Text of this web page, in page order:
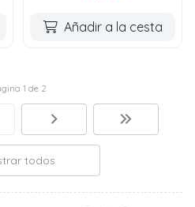
Añadir a la cesta
1 de 2
todos